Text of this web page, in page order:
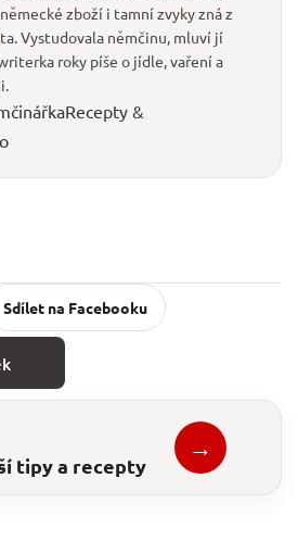
zboží i tamní zvyky zná z
Vystudovala němčinu, mluví jí
roky píše o jídle, vaření a
Recepty &
Sdílet na Facebooku
tipy a recepty
→